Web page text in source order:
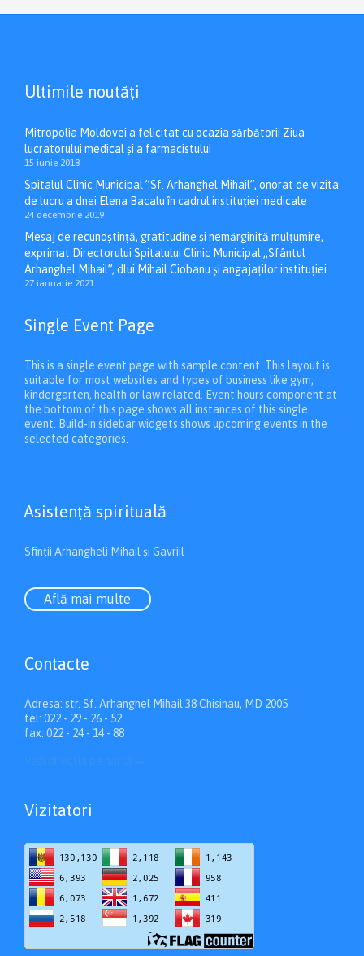
Ultimile noutăți
Mitropolia Moldovei a felicitat cu ocazia sărbătorii Ziua
lucratorului medical și a farmacistului
15 iunie 2018
Spitalul Clinic Municipal ”Sf. Arhanghel Mihail”, onorat de vizita
de lucru a dnei Elena Bacalu în cadrul instituției medicale
24 decembrie 2019
Mesaj de recunoștință, gratitudine și nemărginită mulțumire,
exprimat Directorului Spitalului Clinic Municipal „Sfântul
Arhanghel Mihail”, dlui Mihail Ciobanu și angajaților instituției
27 ianuarie 2021
Single Event Page
This is a single event page with sample content. This layout is
suitable for most websites and types of business like gym,
kindergarten, health or law related. Event hours component at
the bottom of this page shows all instances of this single
event. Build-in sidebar widgets shows upcoming events in the
selected categories.
Asistenţă spirituală
Sfinții Arhangheli Mihail și Gavriil
Află mai multe
Contacte
Adresa: str. Sf. Arhanghel Mihail 38 Chisinau, MD 2005
tel: 022 - 29 - 26 - 52
fax: 022 - 24 - 14 - 88
Vizitatori